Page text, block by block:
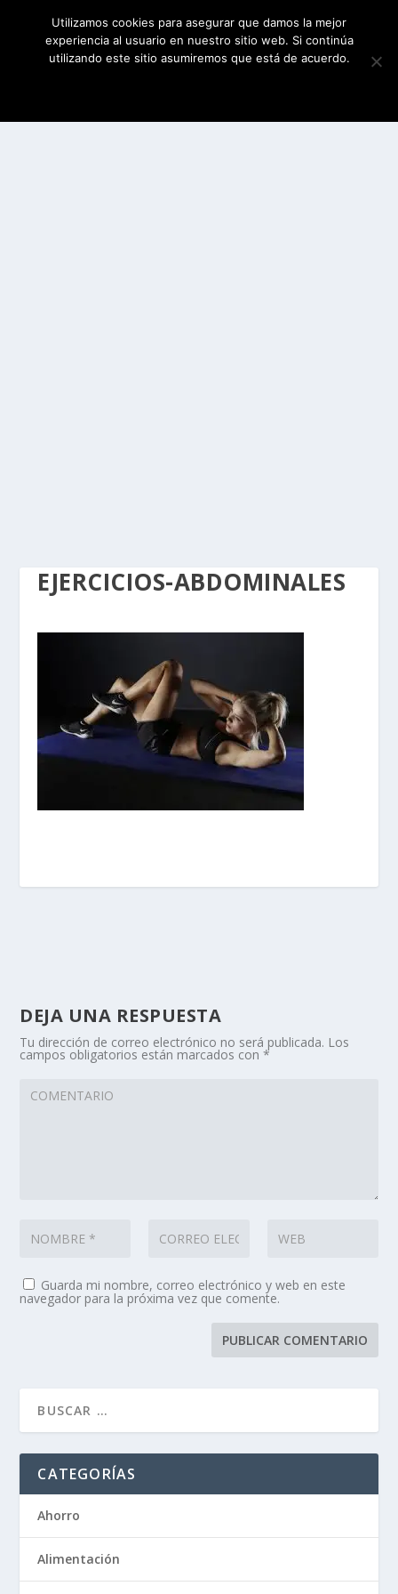
EJERCICIOS-ABDOMINALES
DEJA UNA RESPUESTA
Tu dirección de correo electrónico no será publicada. Los
campos obligatorios están marcados con*
Guarda mi nombre, correo electrónico y web en este
navegador para la próxima vez que comente.
CATEGORÍAS
Ahorro
Alimentación
Utilizamos cookies para asegurar que damos la mejor
experiencia al usuario en nuestro sitio web. Si continúa
utilizando este sitio asumiremos que está de acuerdo.